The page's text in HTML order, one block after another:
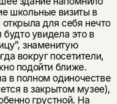
школьные визиты в
для себя нечто
увидела это в
знаменитую
вокруг посетители,
подойти ближе.
в полном одиночестве
в закрытом музее),
грустной. На